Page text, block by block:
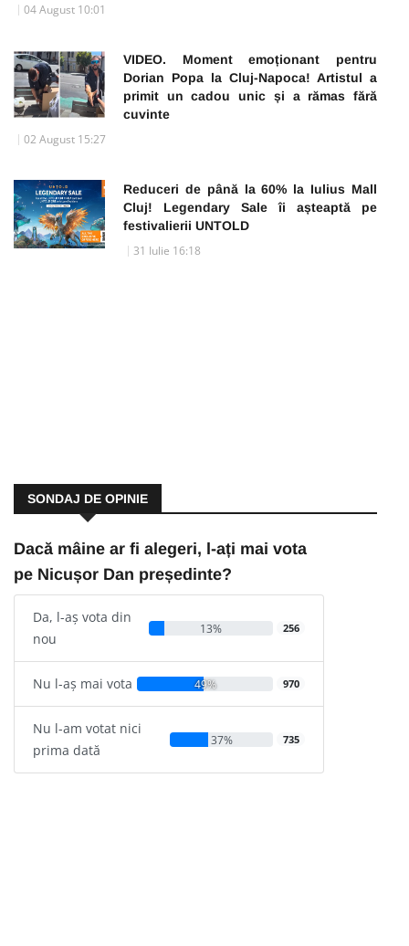
04 August 10:01
VIDEO. Moment emoționant pentru
Dorian Popa la Cluj-Napoca! Artistul a
primit un cadou unic și a rămas fără
cuvinte
02 August 15:27
Reduceri de până la 60% la Iulius Mall
Cluj! Legendary Sale îi așteaptă pe
festivalierii UNTOLD
31 Iulie 16:18
SONDAJ DE OPINIE
Dacă mâine ar fi alegeri, l-ați mai vota
pe Nicușor Dan președinte?
Da, l-aș vota din
nou
13% 256
Nu l-aș mai vota 49% 970
Nu l-am votat nici
prima dată
37% 735